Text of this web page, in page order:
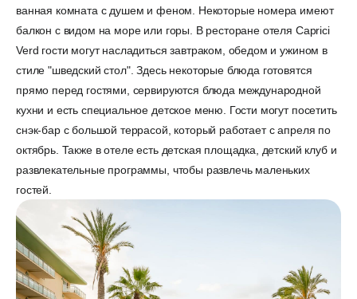
ванная комната с душем и феном. Некоторые номера имеют
балкон с видом на море или горы. В ресторане отеля Caprici
Verd гости могут насладиться завтраком, обедом и ужином в
стиле "шведский стол". Здесь некоторые блюда готовятся
прямо перед гостями, сервируются блюда международной
кухни и есть специальное детское меню. Гости могут посетить
снэк-бар с большой террасой, который работает с апреля по
октябрь. Также в отеле есть детская площадка, детский клуб и
развлекательные программы, чтобы развлечь маленьких
гостей.